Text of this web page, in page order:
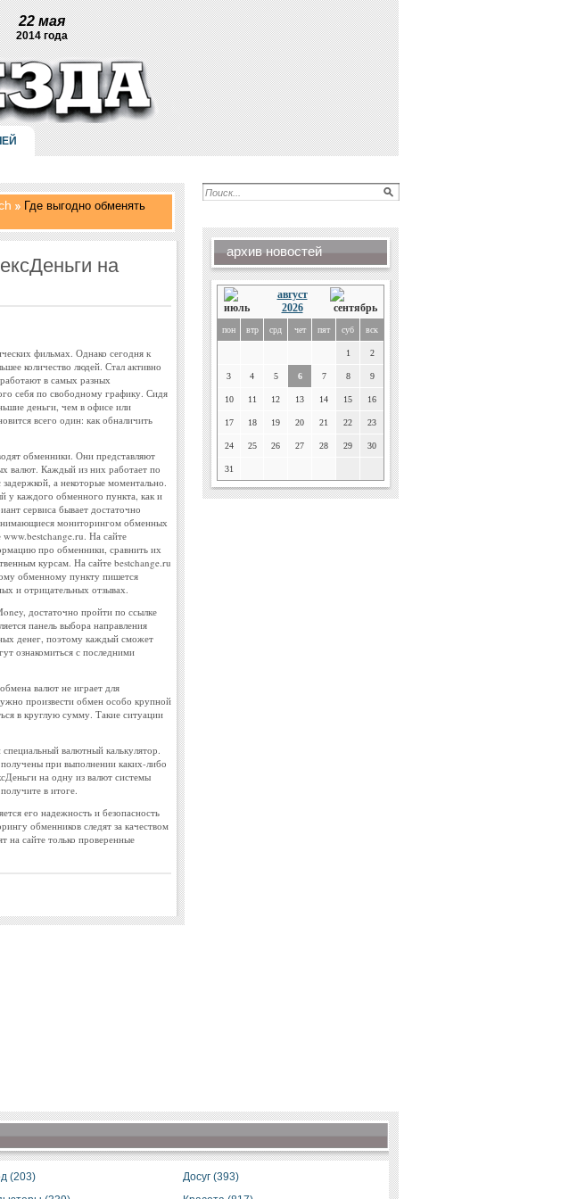
22 мая
2014 года
Где выгодно обменять
на
фильмах. Однако сегодня к
количество людей. Стал активно
в самых разных
себя по свободному графику. Сидя
деньги, чем в офисе или
всего один: как обналичить
обменники. Они представляют
валют. Каждый из них работает по
а некоторые моментально.
у каждого обменного пункта, как и
сервиса бывает достаточно
мониторингом обменных
На сайте
про обменники, сравнить их
курсам. На сайте bestchange.ru
обменному пункту пишется
и отрицательных отзывах.
достаточно пройти по ссылке
панель выбора направления
денег, поэтому каждый сможет
ознакомиться с последними
валют не играет для
произвести обмен особо крупной
в круглую сумму. Такие ситуации
валютный калькулятор.
при выполнении каких-либо
на одну из валют системы
в итоге.
его надежность и безопасность
обменников следят за качеством
на сайте только проверенные
архив новостей
август
2026
пон втр срд чет пят суб вск
1 2
3 4 5 6 7 8 9
10 11 12 13 14 15 16
17 18 19 20 21 22 23
24 25 26 27 28 29 30
31
(203)
Досуг (393)